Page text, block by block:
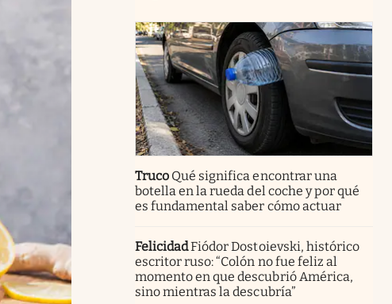
Truco Qué significa encontrar una
botella en la rueda del coche y por qué
es fundamental saber cómo actuar
FelicidadFiódor Dostoievski, histórico
escritor ruso: “Colón no fue feliz al
momento en que descubrió América,
sino mientras la descubría”